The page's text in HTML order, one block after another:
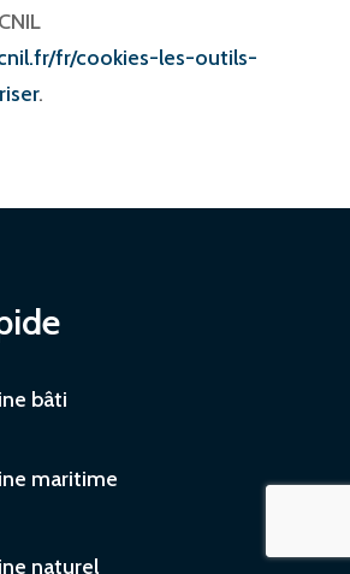
fr/cookies-les-outils-
.
bâti
maritime
naturel